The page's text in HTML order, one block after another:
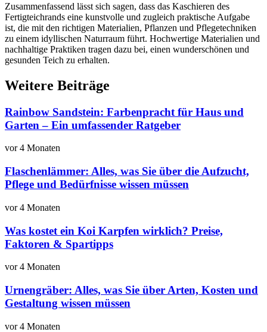
Zusammenfassend lässt sich sagen, dass das Kaschieren des
Fertigteichrands eine kunstvolle und zugleich praktische Aufgabe
ist, die mit den richtigen Materialien, Pflanzen und Pflegetechniken
zu einem idyllischen Naturraum führt. Hochwertige Materialien und
nachhaltige Praktiken tragen dazu bei, einen wunderschönen und
gesunden Teich zu erhalten.
Weitere Beiträge
Rainbow Sandstein: Farbenpracht für Haus und
Garten – Ein umfassender Ratgeber
vor 4 Monaten
Flaschenlämmer: Alles, was Sie über die Aufzucht,
Pflege und Bedürfnisse wissen müssen
vor 4 Monaten
Was kostet ein Koi Karpfen wirklich? Preise,
Faktoren & Spartipps
vor 4 Monaten
Urnengräber: Alles, was Sie über Arten, Kosten und
Gestaltung wissen müssen
vor 4 Monaten